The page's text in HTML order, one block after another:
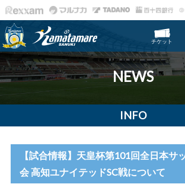
チケット
NEWS
INFO
【試合情報】天皇杯第101回全日本サ
会 高知ユナイテッドSC戦について